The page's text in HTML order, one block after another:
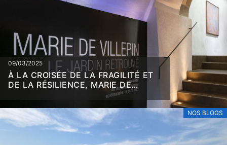
09/03/2025
À LA CROISÉE DE LA FRAGILITÉ ET
DE LA RÉSILIENCE, MARIE DE
NOS BLOGS